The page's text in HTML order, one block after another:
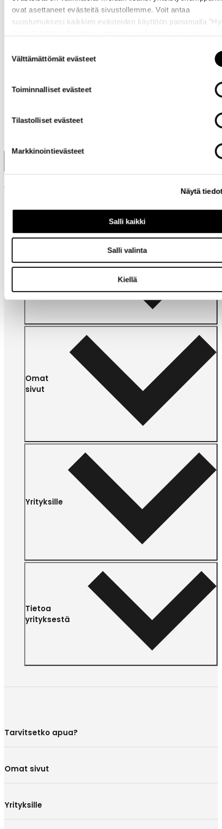
ovat asettaneet evästeitä sivustollemme. Voit antaa
suostumuksesi kaikkien evästeiden käyttöön painamalla
valinta
Välttämättömät evästeet
Toiminnalliset evästeet
Tilastolliset evästeet
Markkinointievästeet
Näytä
Salli kaikki
Salli valinta
Kiellä
ensimmäisestä
Lue lisää kanta-asiakasohjelmasta
Tarvitsetko
Omat
sivut
Yrityksille
Tietoa
yrityksestä
Tarvitsetko apua?
Omat sivut
Yrityksille